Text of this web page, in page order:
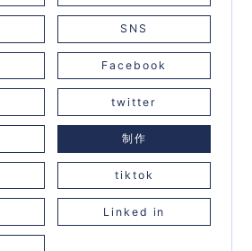
SNS
Facebook
twitter
制作
tiktok
Linked in